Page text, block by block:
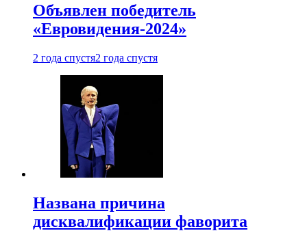
Объявлен победитель
«Евровидения-2024»
2 года спустя2 года спустя
Названа причина
дисквалификации фаворита